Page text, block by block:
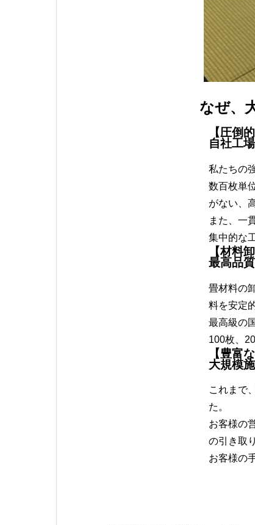
なぜ、
【圧倒
自社工
私たちの
数百枚単
がない、
また、一
集中的な
【材料
最高品
畳材料の
料を安定
最高級の
100枚、
【豊富
大規模
これまで
た。
お客様の
の引き取
お客様の